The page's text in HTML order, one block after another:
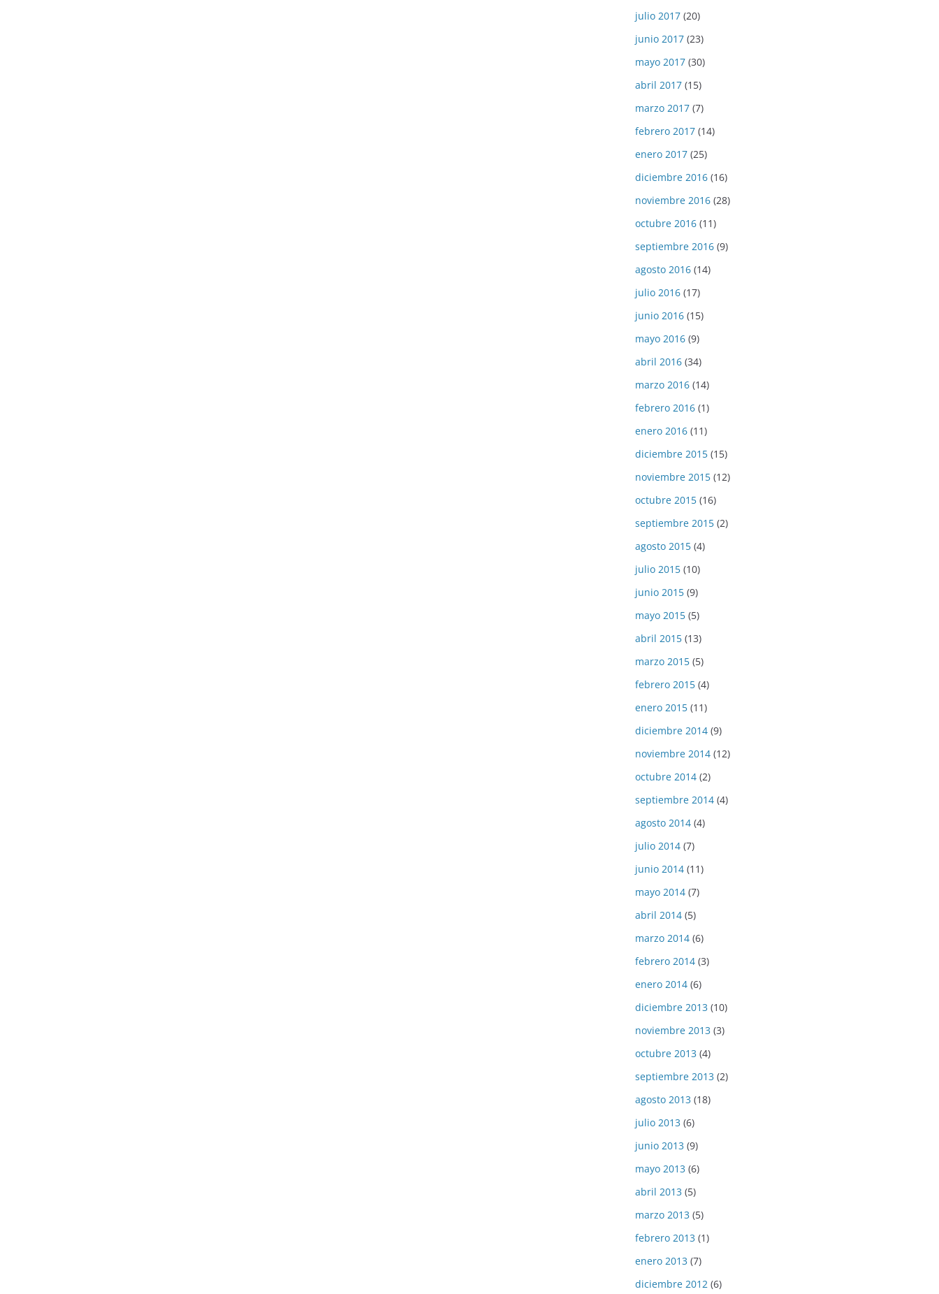
julio 2017 (20)
junio 2017 (23)
mayo 2017 (30)
abril 2017 (15)
marzo 2017 (7)
febrero 2017 (14)
enero 2017 (25)
diciembre 2016 (16)
noviembre 2016 (28)
octubre 2016 (11)
septiembre 2016 (9)
agosto 2016 (14)
julio 2016 (17)
junio 2016 (15)
mayo 2016 (9)
abril 2016 (34)
marzo 2016 (14)
febrero 2016 (1)
enero 2016 (11)
diciembre 2015 (15)
noviembre 2015 (12)
octubre 2015 (16)
septiembre 2015 (2)
agosto 2015 (4)
julio 2015 (10)
junio 2015 (9)
mayo 2015 (5)
abril 2015 (13)
marzo 2015 (5)
febrero 2015 (4)
enero 2015 (11)
diciembre 2014 (9)
noviembre 2014 (12)
octubre 2014 (2)
septiembre 2014 (4)
agosto 2014 (4)
julio 2014 (7)
junio 2014 (11)
mayo 2014 (7)
abril 2014 (5)
marzo 2014 (6)
febrero 2014 (3)
enero 2014 (6)
diciembre 2013 (10)
noviembre 2013 (3)
octubre 2013 (4)
septiembre 2013 (2)
agosto 2013 (18)
julio 2013 (6)
junio 2013 (9)
mayo 2013 (6)
abril 2013 (5)
marzo 2013 (5)
febrero 2013 (1)
enero 2013 (7)
diciembre 2012 (6)